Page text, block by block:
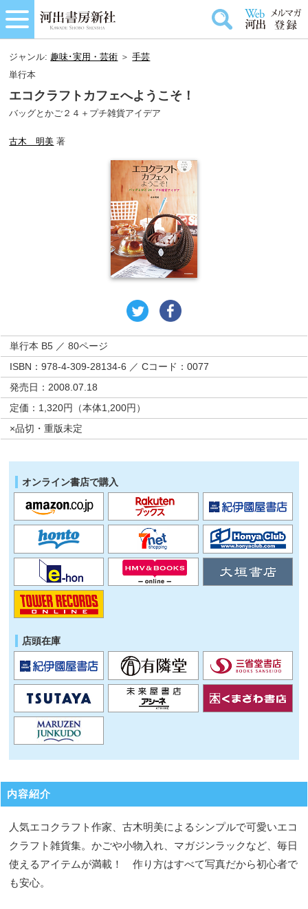
ジャンル: 趣味･実用・芸術 ＞手芸
単行本
エコクラフトカフェへようこそ！
バッグとかご２４＋プチ雑貨アイデア
古木 明美 著
単行本 B5 ／ 80ページ
ISBN：978-4-309-28134-6 ／ Cコード：0077
発売日：2008.07.18
定価：1,320円（本体1,200円）
×品切・重版未定
オンライン書店で購入
店頭在庫
内容紹介
人気エコクラフト作家、古木明美によるシンプルで可愛いエコ
クラフト雑貨集。かごや小物入れ、マガジンラックなど、毎日
使えるアイテムが満載！ 作り方はすべて写真だから初心者で
も安心。